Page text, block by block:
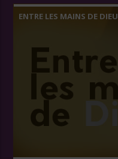
ENTRE LES MAINS DE DIEU